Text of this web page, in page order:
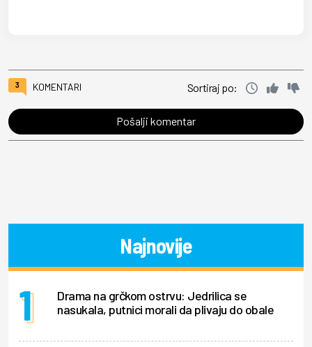
3 KOMENTARI Sortiraj po:
Pošalji komentar
Najnovije
Drama na grčkom ostrvu: Jedrilica se
nasukala, putnici morali da plivaju do obale